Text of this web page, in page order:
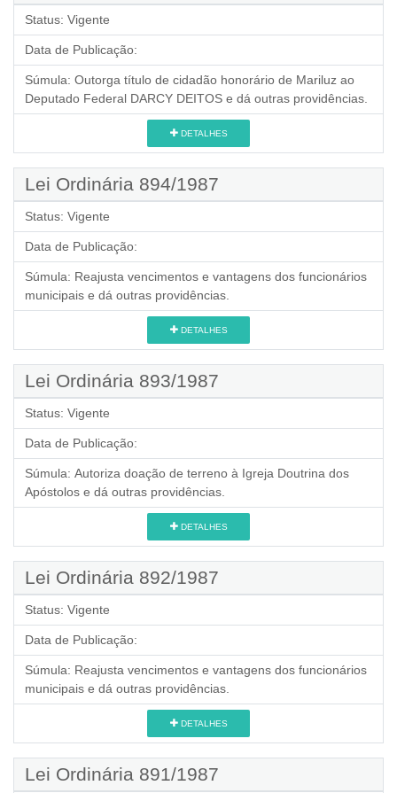
Status: Vigente
Data de Publicação:
Súmula: Outorga título de cidadão honorário de Mariluz ao
Deputado Federal DARCY DEITOS e dá outras providências.
DETALHES
Lei Ordinária 894/1987
Status: Vigente
Data de Publicação:
Súmula: Reajusta vencimentos e vantagens dos funcionários
municipais e dá outras providências.
DETALHES
Lei Ordinária 893/1987
Status: Vigente
Data de Publicação:
Súmula: Autoriza doação de terreno à Igreja Doutrina dos
Apóstolos e dá outras providências.
DETALHES
Lei Ordinária 892/1987
Status: Vigente
Data de Publicação:
Súmula: Reajusta vencimentos e vantagens dos funcionários
municipais e dá outras providências.
DETALHES
Lei Ordinária 891/1987